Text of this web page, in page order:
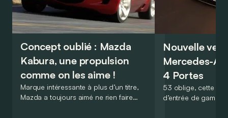
Concept oublié : Mazda
Kabura, une propulsion
comme on les aime !
Marque intéressante à plus d’un titre,
Mazda a toujours aimé ne rien faire
Nouvelle
Mercedes-
4 Portes
53 oblige, cette
d’entrée de